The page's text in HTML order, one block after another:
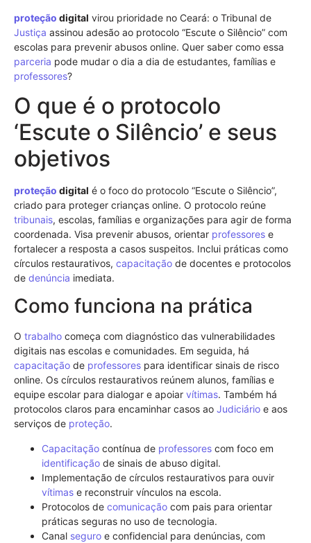
proteção digital virou prioridade no Ceará: o Tribunal de
Justiça assinou adesão ao protocolo “Escute o Silêncio” com
escolas para prevenir abusos online. Quer saber como essa
parceria pode mudar o dia a dia de estudantes, famílias e
professores?
O que é o protocolo
‘Escute o Silêncio’ e seus
objetivos
proteção digital é o foco do protocolo “Escute o Silêncio”,
criado para proteger crianças online. O protocolo reúne
tribunais, escolas, famílias e organizações para agir de forma
coordenada. Visa prevenir abusos, orientar professores e
fortalecer a resposta a casos suspeitos. Inclui práticas como
círculos restaurativos, capacitação de docentes e protocolos
de denúncia imediata.
Como funciona na prática
O trabalho começa com diagnóstico das vulnerabilidades
digitais nas escolas e comunidades. Em seguida, há
capacitação de professores para identificar sinais de risco
online. Os círculos restaurativos reúnem alunos, famílias e
equipe escolar para dialogar e apoiar vítimas. Também há
protocolos claros para encaminhar casos ao Judiciário e aos
serviços de proteção.
Capacitação contínua de professores com foco em
identificação de sinais de abuso digital.
Implementação de círculos restaurativos para ouvir
vítimas e reconstruir vínculos na escola.
Protocolos de comunicação com pais para orientar
práticas seguras no uso de tecnologia.
Canal seguro e confidencial para denúncias, com